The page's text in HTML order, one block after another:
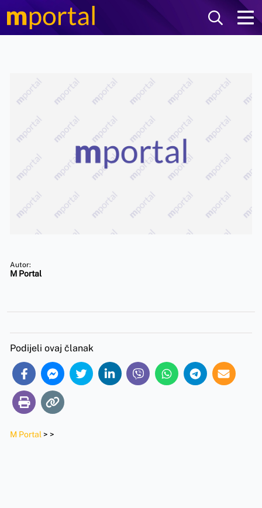
Autor:
M Portal
Podijeli ovaj članak
M Portal > >